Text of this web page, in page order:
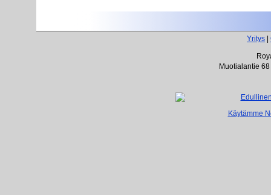
Yritys
Muotialantie
Käytämme